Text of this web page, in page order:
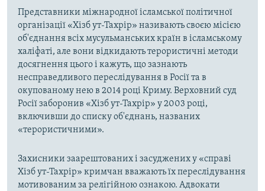
Представники міжнародної ісламської політичної
організації «Хізб ут-Тахрір» називають своєю місією
об'єднання всіх мусульманських країн в ісламському
халіфаті, але вони відкидають терористичні методи
досягнення цього і кажуть, що зазнають
несправедливого переслідування в Росії та в
окупованому нею в 2014 році Криму. Верховний суд
Росії заборонив «Хізб ут-Тахрір» у 2003 році,
включивши до списку об'єднань, названих
«терористичними».
Захисники заарештованих і засуджених у «справі
Хізб ут-Тахрір» кримчан вважають їх переслідування
мотивованим за релігійною ознакою. Адвокати